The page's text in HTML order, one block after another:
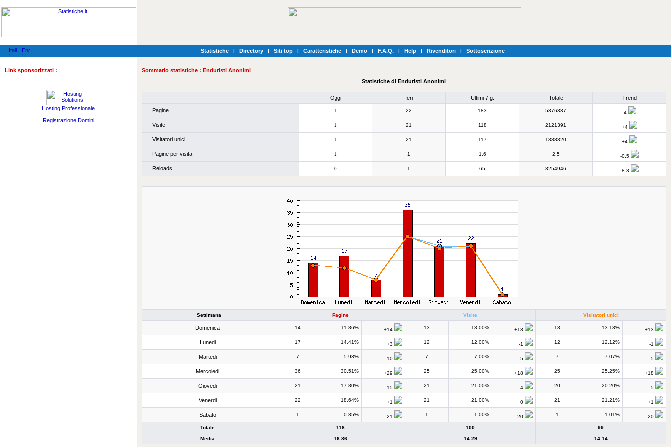
Statistiche | Directory | Siti top | Caratteristiche | Demo | F.A.Q. | Help | Rivenditori | Sottoscrizione
Link sponsorizzati :
Hosting Professionale
Registrazione Domini
Sommario statistiche : Enduristi Anonimi
Statistiche di Enduristi Anonimi
Oggi Ieri Ultimi 7 g. Totale Trend
Pagine 1 22 183 5376337 -4
Visite 1 21 118 2121391 +4
Visitatori unici 1 21 117 1888320 +4
Pagine per visita 1 1 1.6 2.5 -0.5
Reloads 0 1 65 3254946 -8.3
Settimana Pagine Visite Visitatori unici
Domenica 14 11.86% +14 13 13.00% +13 13 13.13% +13
Lunedi 17 14.41% +3 12 12.00% -1 12 12.12% -1
Martedi 7 5.93% -10 7 7.00% -5 7 7.07% -5
Mercoledi 36 30.51% +29 25 25.00% +18 25 25.25% +18
Giovedi 21 17.80% -15 21 21.00% -4 20 20.20% -5
Venerdi 22 18.64% +1 21 21.00% 0 21 21.21% +1
Sabato 1 0.85% -21 1 1.00% -20 1 1.01%
-20
Totale :
118 100
99
Media :
16.86 14.29 14.14